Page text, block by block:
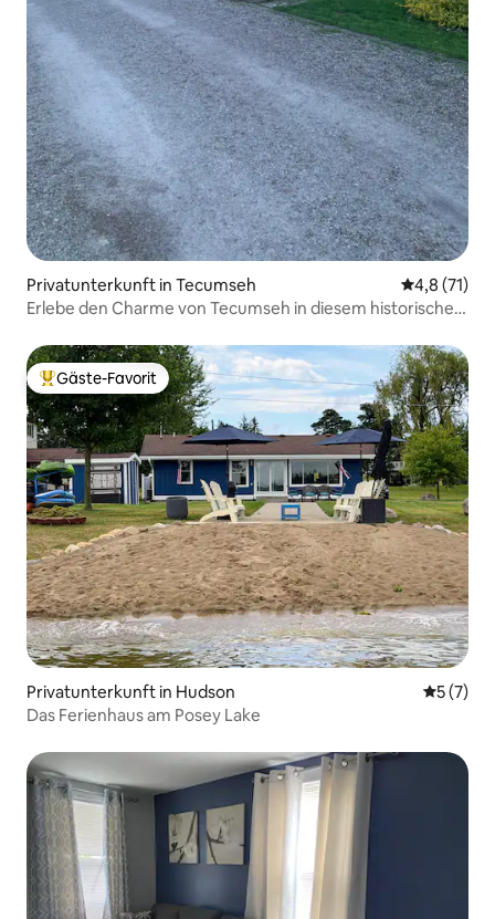
Privatunterkunft in Tecumseh
4,8 (71)
Erlebe den Charme von Tecumseh in diesem historischen
Beliebter Gäste-Favorit.
Gäste-Favorit
Privatunterkunft in Hudson
5 (7)
Das Ferienhaus am Posey Lake